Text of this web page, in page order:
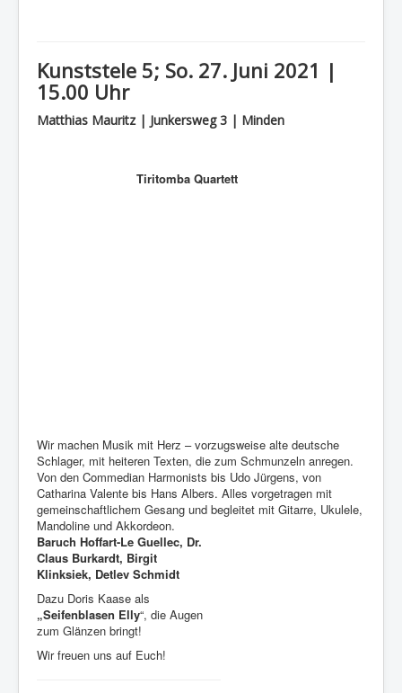
Kunststele 5; So. 27. Juni 2021 |
15.00 Uhr
Matthias Mauritz | Junkersweg 3 | Minden
Tiritomba Quartett
Wir machen Musik mit Herz – vorzugsweise alte deutsche
Schlager, mit heiteren Texten, die zum Schmunzeln anregen.
Von den Commedian Harmonists bis Udo Jürgens, von
Catharina Valente bis Hans Albers. Alles vorgetragen mit
gemeinschaftlichem Gesang und begleitet mit Gitarre, Ukulele,
Mandoline und Akkordeon.
Baruch Hoffart-Le Guellec, Dr.
Claus Burkardt, Birgit
Klinksiek, Detlev Schmidt
Dazu Doris Kaase als
„Seifenblasen Elly“, die Augen
zum Glänzen bringt!
Wir freuen uns auf Euch!